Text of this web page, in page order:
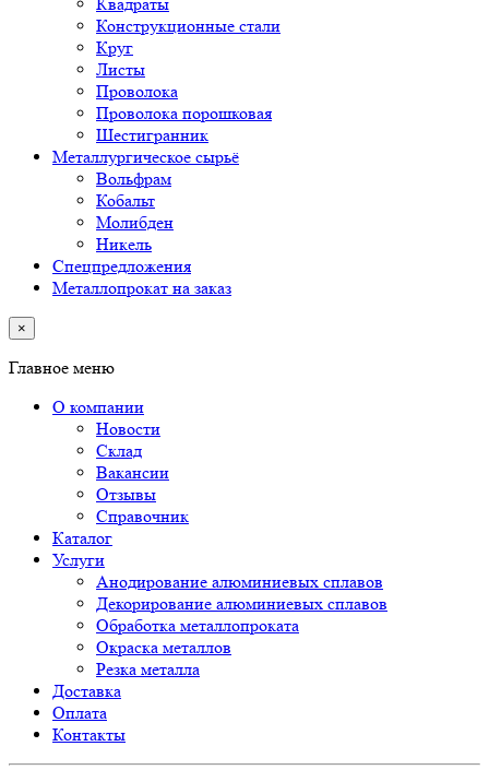
Конструкционные стали
Круг
Листы
Проволока
Проволока порошковая
Шестигранник
Металлургическое сырьё
Вольфрам
Кобальт
Молибден
Никель
Спецпредложения
Металлопрокат на заказ
×
Главное меню
О компании
Новости
Склад
Вакансии
Отзывы
Справочник
Каталог
Услуги
Анодирование алюминиевых сплавов
Декорирование алюминиевых сплавов
Обработка металлопроката
Окраска металлов
Резка металла
Доставка
Оплата
Контакты